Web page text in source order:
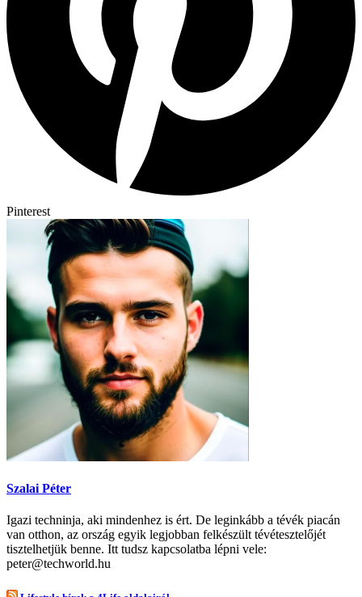
Pinterest
Szalai Péter
Igazi techninja, aki mindenhez is ért. De leginkább a tévék piacán
van otthon, az ország egyik legjobban felkészült tévétesztelőjét
tisztelhetjük benne. Itt tudsz kapcsolatba lépni vele:
peter@techworld.hu